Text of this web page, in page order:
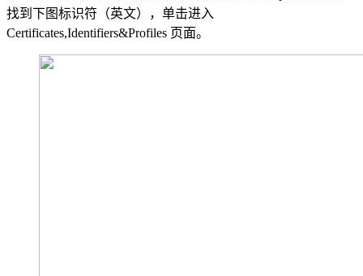
找到下图标识符（英文），单击进入
Certificates,Identifiers&Profiles 页面。